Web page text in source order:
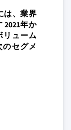
は、業界
2021年か
リューム
のセグメ